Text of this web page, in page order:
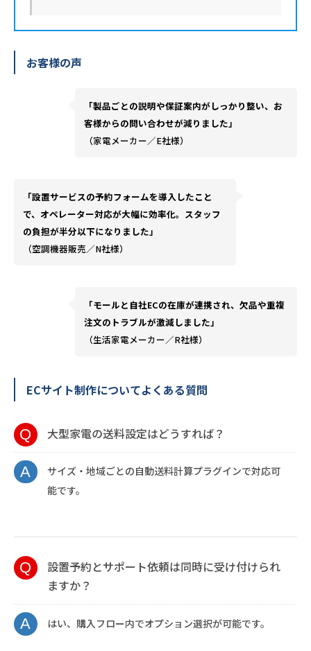
お客様の声
「製品ごとの説明や保証案内がしっかり整い、お
客様からの問い合わせが減りました」
（家電メーカー／E社様）
「設置サービスの予約フォームを導入したこと
で、オペレーター対応が大幅に効率化。スタッフ
の負担が半分以下になりました」
（空調機器販売／N社様）
「モールと自社ECの在庫が連携され、欠品や重複
注文のトラブルが激減しました」
（生活家電メーカー／R社様）
ECサイト制作についてよくある質問
大型家電の送料設定はどうすれば？
サイズ・地域ごとの自動送料計算プラグインで対応可
能です。
設置予約とサポート依頼は同時に受け付けられ
ますか？
はい、購入フロー内でオプション選択が可能です。